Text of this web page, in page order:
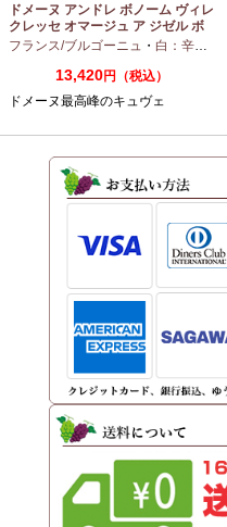
ドメーヌ アンドレ ボノーム ヴィレ
クレッセ オマージュ ア ジゼル ボ
ノーム 2023 750ml
フランス/ブルゴーニュ ・ 白：辛口
13,420円（税込）
ドメーヌ最高峰のキュヴェ